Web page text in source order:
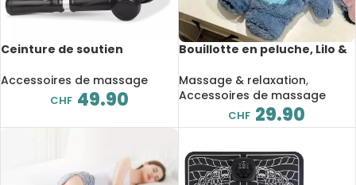
Ceinture de soutien
attelle de traction d’air à la
Accessoires de massage
CHF 49.90
Bouillotte en peluche, Lilo &
Massage & relaxation,
Accessoires de massage
CHF 29.90